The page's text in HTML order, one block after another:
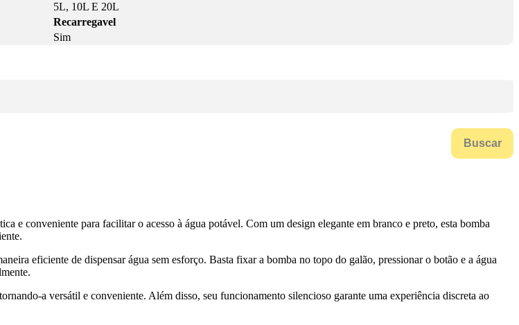
5L, 10L E 20L
Recarregavel
Sim
Buscar
e conveniente para facilitar o acesso à água potável. Com um design elegante em branco e preto, esta bomba
eficiente de dispensar água sem esforço. Basta fixar a bomba no topo do galão, pressionar o botão e a água
a versátil e conveniente. Além disso, seu funcionamento silencioso garante uma experiência discreta ao